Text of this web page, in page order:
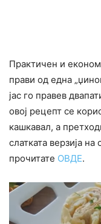
Практичен и
прави од една
јас го правев
овој рецепт се
кашкавал, а
слатката верзија
прочитате ОВДЕ.